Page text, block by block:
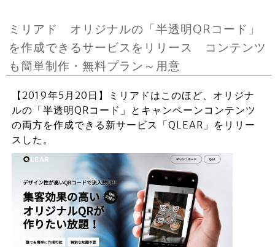
ミリアド オリジナルの「半透明QRコード」
を作成できるサービスをリリース コンテンツ
も簡単制作・無料プラン～用意
【2019年5月20日】ミリアドはこのほど、オリジナ
ルの「半透明QRコード」とキャンペーンコンテンツ
の両方を作成できる新サービス「QLEAR」をリリー
スした。